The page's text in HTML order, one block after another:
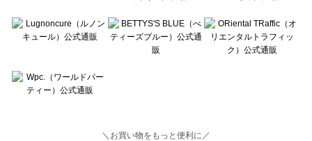
＼お買い物をもっと便利に／